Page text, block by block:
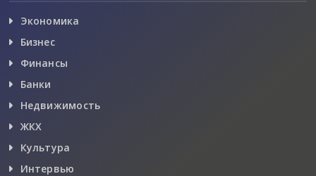
Экономика
Бизнес
Финансы
Банки
Недвижимость
ЖКХ
Культура
Интервью